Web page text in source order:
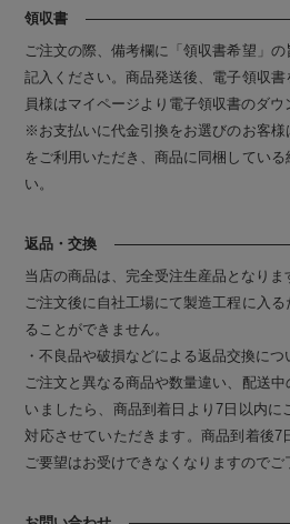
領収書
ご注文の際、備考欄に「領収書希望」
記入ください。商品発送後、電子領収
員様はマイページより電子領収書のダウ
※お支払いに代金引換をお選びのお客
をご利用いただき、商品に同梱してい
い。
返品・交換
当店の商品は、完全受注生産品となりま
ご注文後に自社工場にて製造工程に入
ることができません。
・不良品や破損などによる返品交換につ
ご注文と異なる商品や数量違い、配送
いましたら、商品到着日より7日以内に
対応させていただきます。商品到着後7
ご要望はお受けできなくなりますのでご